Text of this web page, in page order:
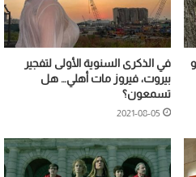
في الذكرى السنوية الأولى لتفجير
بيروت، فيروز مات أهلي… هل
تسمعون؟
2021-08-05